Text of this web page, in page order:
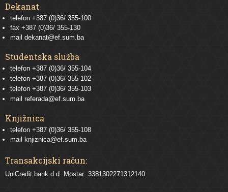
Dekanat
telefon +387 (0)36/ 355-100
fax +387 (0)36/ 355-130
mail dekanat@ef.sum.ba
Studentska služba
telefon +387 (0)36/ 355-104
telefon +387 (0)36/ 355-102
telefon +387 (0)36/ 355-103
mail referada@ef.sum.ba
Knjižnica
telefon +387 (0)36/ 355-108
mail
knjiznica@ef.sum.ba
Transakcijski račun:
UniCredit bank d.d. Mostar: 3381302271312140